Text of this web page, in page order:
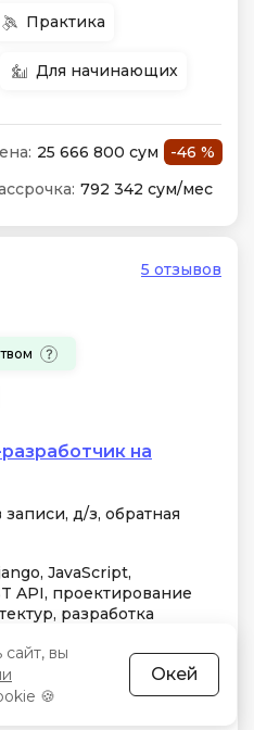
Практика
Для начинающих
25 666 800 сум
-46 %
792 342 сум/мес
5 отзывов
на
д/з, обратная
JavaScript,
API, проектирование
разработка
вы
🍪
Окей